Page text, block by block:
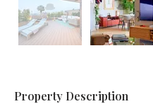
Property Description